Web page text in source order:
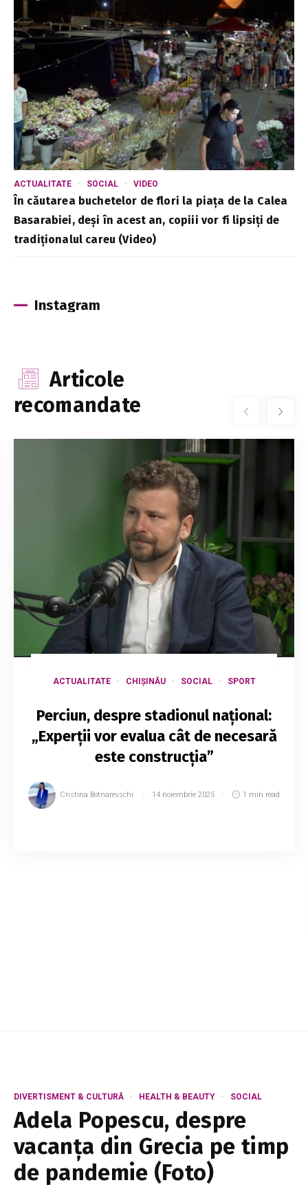
ACTUALITATE SOCIAL VIDEO
În căutarea buchetelor de flori la piața de la Calea
Basarabiei, deși în acest an, copiii vor fi lipsiți de
tradiționalul careu (Video)
Instagram
Articole
recomandate
ACTUALITATE CHIȘINĂU SOCIAL SPORT
Perciun, despre stadionul național:
„Experții vor evalua cât de necesară
este construcția”
Cristina Botnarevschi 14 noiembrie 2025 1 min read
DIVERTISMENT & CULTURĂ HEALTH & BEAUTY SOCIAL
Adela Popescu, despre
vacanța din Grecia pe timp
de pandemie (Foto)